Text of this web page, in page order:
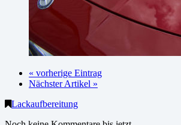
« vorherige Eintrag
Nächster Artikel »
Lackaufbereitung